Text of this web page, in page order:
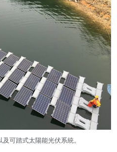
可踏式太陽能光伏系統。